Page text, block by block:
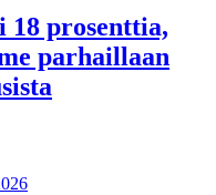
18 prosenttia,
parhaillaan